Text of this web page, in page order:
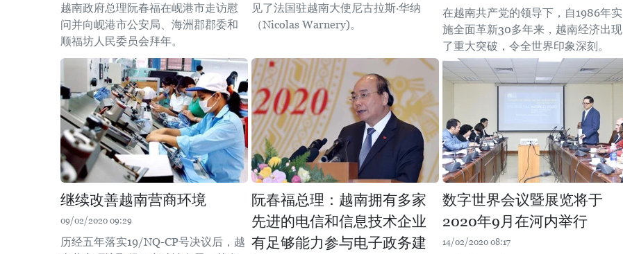
越南政府总理阮春福在岘港市走访慰
问并向岘港市公安局、海洲郡郡委和
顺福坊人民委员会拜年。
见了法国驻越南大使尼古拉斯·华纳
（Nicolas Warnery)。
在越南共产党的领导下，自1986年实
施全面革新30多年来，越南经济出现
了重大突破，令全世界印象深刻。
继续改善越南营商环境
09/02/2020 09:29
历经五年落实19/NQ-CP号决议后，越
阮春福总理：越南拥有多家
先进的电信和信息技术企业
有足够能力参与电子政务建
数字世界会议暨展览将于
2020年9月在河内举行
14/02/2020 08:17